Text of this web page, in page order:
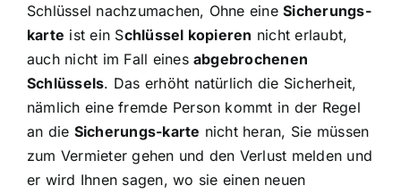
Schlüssel nachzumachen, Ohne eineSicherungs-
karte ist ein Schlüssel kopieren nicht erlaubt,
auch nicht im Fall einesabgebrochenen
Schlüssels. Das erhöht natürlich die Sicherheit,
nämlich eine fremde Person kommt in der Regel
an die Sicherungs-karte nicht heran, Sie müssen
zum Vermieter gehen und den Verlust melden und
er wird Ihnen sagen, wo sie einen neuen